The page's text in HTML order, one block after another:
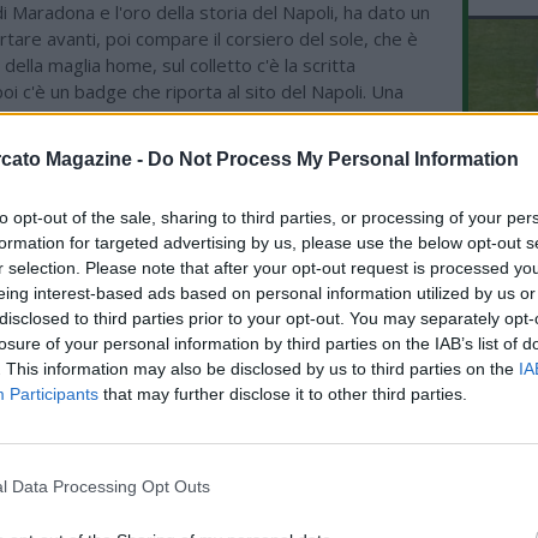
Magazine - Do Not Process My Personal Information
opt-out of the sale, sharing to third parties, or processing of your
for targeted advertising by us, please use the below opt-out
selection. Please note that after your opt-out request is processed
interest-based ads based on personal information utilized by us
to third parties prior to your opt-out. You may separately
of your personal information by third parties on the IAB’s list of
This information may also be disclosed by us to third parties on the
Participants that may further disclose it to other third parties.
Data Processing Opt Outs
Maradona e l'oro della storia del Napoli, ha dato un
avanti, poi compare il corsiero del sole, che è
della maglia home, sul colletto c'è la scritta
c'è un badge che riporta al sito del Napoli. Una
con i tempi, mi è piaciuto tutto. Ho assistito alle
nella questione stadio da parte di entrambi. Fico
fare, Manfredi ha dato disponibilità ad accelerare. Al
solo modernizzare il Maradona. Mondiali?
ancora, si è divertito anche nell'esultanza, sta
Lukaku. De Laurentiis sul mercato ha fatto capire
un aziendalista, ci sono molti da piazzare, arriverà
in caso di uscite, ma non sono preventivabili, i
sono confermati. Il Napoli ha una rosa altamente
alcuni sono da piazzare altri potrebbero avere una
E' chiaro che Allegri ha una idea sua chiara di
del